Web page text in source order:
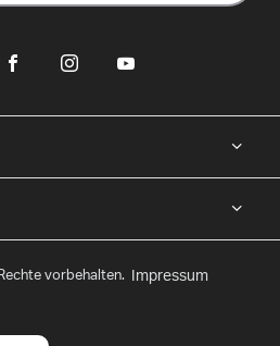
vorbehalten. Impressum